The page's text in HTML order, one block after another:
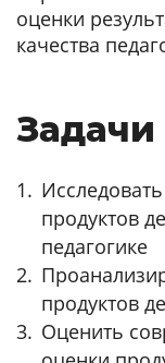
оценки
качества
Задачи
продуктов
педагогике
продуктов
Оценить